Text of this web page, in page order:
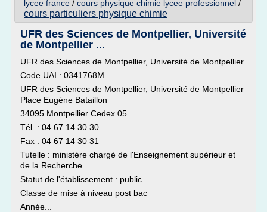
lycee france / cours physique chimie lycee professionnel /
cours particuliers physique chimie
UFR des Sciences de Montpellier, Université
de Montpellier ...
UFR des Sciences de Montpellier, Université de Montpellier
Code UAI : 0341768M
UFR des Sciences de Montpellier, Université de Montpellier
Place Eugène Bataillon
34095 Montpellier Cedex 05
Tél. : 04 67 14 30 30
Fax : 04 67 14 30 31
Tutelle : ministère chargé de l'Enseignement supérieur et
de la Recherche
Statut de l'établissement : public
Classe de mise à niveau post bac
Année...